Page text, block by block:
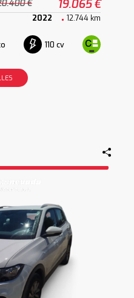
€ 19.065 €
2022 12.744 km
110 cv